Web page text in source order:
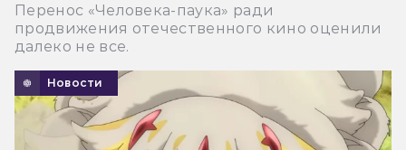
Перенос «Человека-паука» ради
продвижения отечественного кино оценили
далеко не все.
Новости